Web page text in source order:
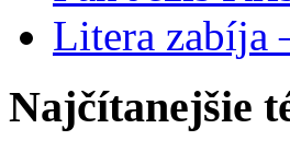
Litera zabíja
Najčítanejšie